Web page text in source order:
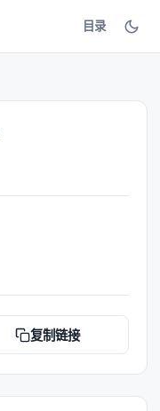
目录
复制链接